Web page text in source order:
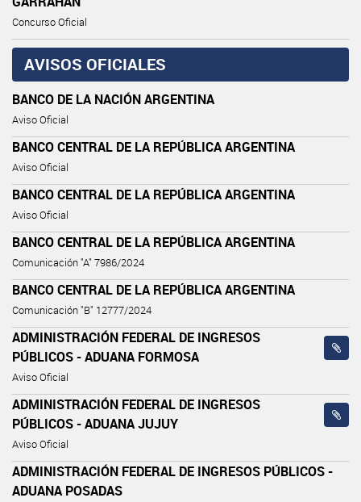
Concurso Oficial
AVISOS OFICIALES
BANCO DE LA NACIÓN ARGENTINA
Aviso Oficial
BANCO CENTRAL DE LA REPÚBLICA ARGENTINA
Aviso Oficial
BANCO CENTRAL DE LA REPÚBLICA ARGENTINA
Aviso Oficial
BANCO CENTRAL DE LA REPÚBLICA ARGENTINA
Comunicación "A" 7986/2024
BANCO CENTRAL DE LA REPÚBLICA ARGENTINA
Comunicación "B" 12777/2024
ADMINISTRACIÓN FEDERAL DE INGRESOS
PÚBLICOS - ADUANA FORMOSA
Aviso Oficial
ADMINISTRACIÓN FEDERAL DE INGRESOS
PÚBLICOS - ADUANA JUJUY
Aviso Oficial
ADMINISTRACIÓN FEDERAL DE INGRESOS PÚBLICOS -
ADUANA POSADAS